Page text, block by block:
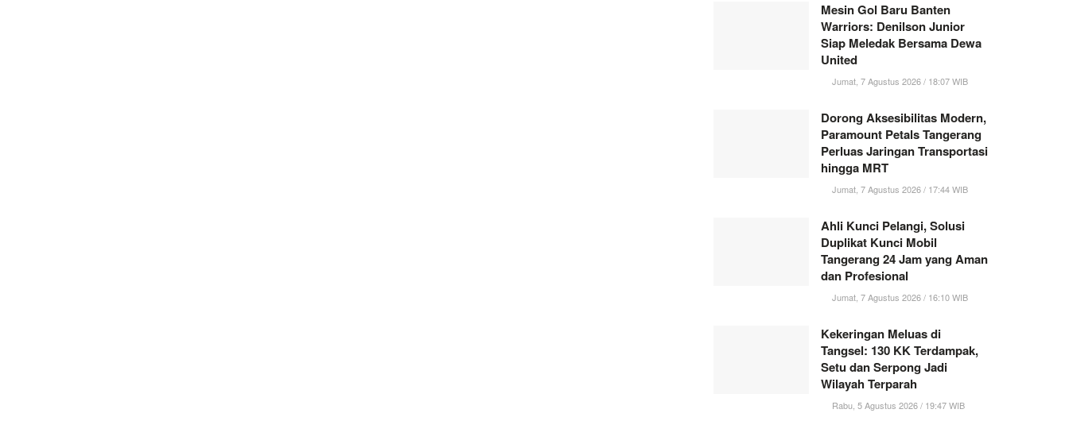
Mesin Gol Baru Banten
Warriors: Denilson Junior
Siap Meledak Bersama Dewa
United
Jumat, 7 Agustus 2026 / 18:07 WIB
Dorong Aksesibilitas Modern,
Paramount Petals Tangerang
Perluas Jaringan Transportasi
hingga MRT
Jumat, 7 Agustus 2026 / 17:44 WIB
Ahli Kunci Pelangi, Solusi
Duplikat Kunci Mobil
Tangerang 24 Jam yang Aman
dan Profesional
Jumat, 7 Agustus 2026 / 16:10 WIB
Kekeringan Meluas di
Tangsel: 130 KK Terdampak,
Setu dan Serpong Jadi
Wilayah Terparah
Rabu, 5 Agustus 2026 / 19:47 WIB